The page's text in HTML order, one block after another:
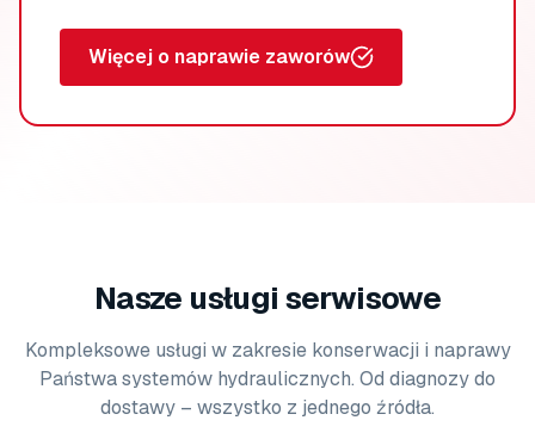
Więcej o naprawie zaworów
Nasze usługi serwisowe
Kompleksowe usługi w zakresie konserwacji i naprawy
Państwa systemów hydraulicznych. Od diagnozy do
dostawy – wszystko z jednego źródła.